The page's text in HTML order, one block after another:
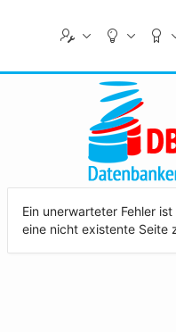
Ein unerwarteter Fehler
eine nicht existente Seite